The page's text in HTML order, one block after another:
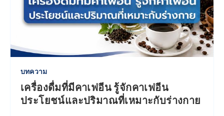
บทความ
เครื่องดื่มที่มีคาเฟอีน รู้จักคาเฟอีน
ประโยชน์และปริมาณที่เหมาะกับร่างกาย